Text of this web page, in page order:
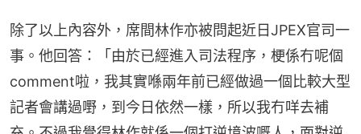
除了以上內容外，席間林作亦被問起近日JPEX官司一
事。他回答：「由於已經進入司法程序，梗係冇呢個
comment啦，我其實喺兩年前已經做過一個比較大型
記者會講過嘢，到今日依然一樣，所以我冇咩去補